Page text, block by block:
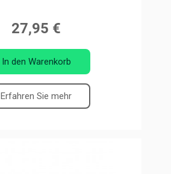
27,95 €
In den Warenkorb
Erfahren Sie mehr